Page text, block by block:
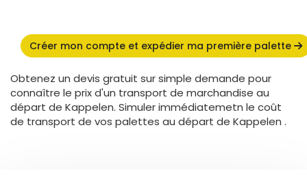
Créer mon compte et expédier ma première palette
Obtenez un devis gratuit sur simple demande pour
connaître le prix d'un transport de marchandise au
départ de Kappelen. Simuler immédiatemetn le coût
de transport de vos palettes au départ de Kappelen .